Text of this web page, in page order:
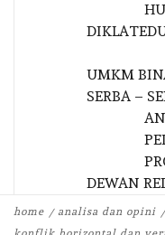
DIKLAT
UMKM
SERBA –
DEWAN
home analisa dan opini